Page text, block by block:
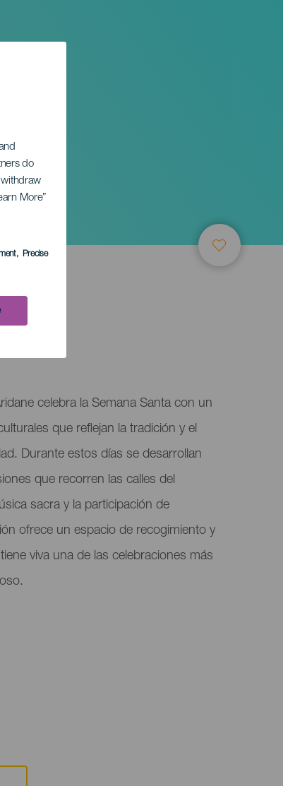
do
withdraw
More”
, Precise
celebra la Semana Santa con un
que reflejan la tradición y el
Durante estos días se desarrollan
que recorren las calles del
sacra y la participación de
ofrece un espacio de recogimiento y
viva una de las celebraciones más